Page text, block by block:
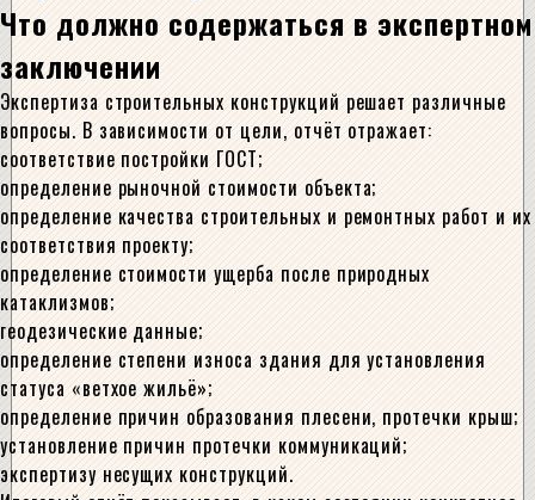
Что должно содержаться в экспертном
заключении
Экспертиза строительных конструкций решает различные
вопросы. В зависимости от цели, отчёт отражает:
соответствие постройки ГОСТ;
определение рыночной стоимости объекта;
определение качества строительных и ремонтных работ и их
соответствия проекту;
определение стоимости ущерба после природных
катаклизмов;
геодезические данные;
определение степени износа здания для установления
статуса «ветхое жильё»;
определение причин образования плесени, протечки крыш;
установление причин протечки коммуникаций;
экспертизу несущих конструкций.